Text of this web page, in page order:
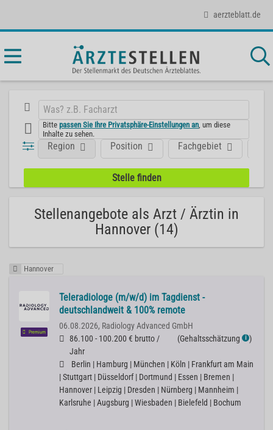
aerzteblatt.de
Bittepassen Sie Ihre Privatsphäre-Einstellungen an , um diese
Inhalte zu sehen.
Position Fachgebiet
Region
Stellenangebote als Arzt / Ärztin in
Hannover (14)
Hannover
Premium
Teleradiologe (m/w/d) im Tagdienst -
deutschlandweit & 100% remote
06.08.2026, Radiology Advanced GmbH
86.100 - 100.200 € brutto /
Jahr
(Gehaltsschätzung ℹ )
Berlin | Hamburg | München | Köln | Frankfurt am Main
| Stuttgart | Düsseldorf | Dortmund | Essen | Bremen |
Hannover | Leipzig | Dresden | Nürnberg | Mannheim |
Karlsruhe | Augsburg | Wiesbaden | Bielefeld | Bochum